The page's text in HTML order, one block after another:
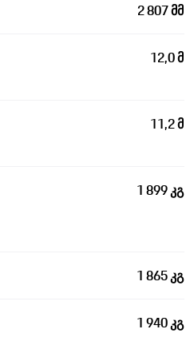
2 807 მმ
12,0 მ
11,2 მ
1 899 კგ
1 865 კგ
1 940 კგ